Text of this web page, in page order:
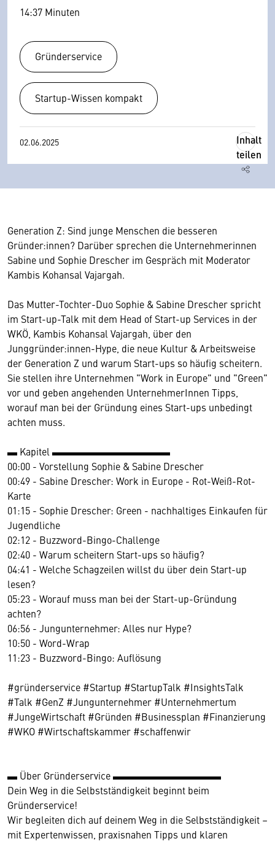
14:37 Minuten
Gründerservice
Startup-Wissen kompakt
02.06.2025
Inhalt
teilen
Generation Z: Sind junge Menschen die besseren
Gründer:innen? Darüber sprechen die Unternehmerinnen
Sabine und Sophie Drescher im Gespräch mit Moderator
Kambis Kohansal Vajargah.
Das Mutter-Tochter-Duo Sophie & Sabine Drescher spricht
im Start-up-Talk mit dem Head of Start-up Services in der
WKÖ, Kambis Kohansal Vajargah, über den
Junggründer:innen-Hype, die neue Kultur & Arbeitsweise
der Generation Z und warum Start-ups so häufig scheitern.
Sie stellen ihre Unternehmen "Work in Europe" und "Green"
vor und geben angehenden UnternehmerInnen Tipps,
worauf man bei der Gründung eines Start-ups unbedingt
achten muss.
▬ Kapitel ▬▬▬▬▬▬▬▬▬▬▬▬
00:00 - Vorstellung Sophie & Sabine Drescher
00:49 - Sabine Drescher: Work in Europe - Rot-Weiß-Rot-
Karte
01:15 - Sophie Drescher: Green - nachhaltiges Einkaufen für
Jugendliche
02:12 - Buzzword-Bingo-Challenge
02:40 - Warum scheitern Start-ups so häufig?
04:41 - Welche Schagzeilen willst du über dein Start-up
lesen?
05:23 - Worauf muss man bei der Start-up-Gründung
achten?
06:56 - Jungunternehmer: Alles nur Hype?
10:50 - Word-Wrap
11:23 - Buzzword-Bingo: Auflösung
#gründerservice #Startup #StartupTalk #InsightsTalk
#Talk #GenZ #Jungunternehmer #Unternehmertum
#JungeWirtschaft #Gründen #Businessplan #Finanzierung
#WKO #Wirtschaftskammer #schaffenwir
▬ Über Gründerservice ▬▬▬▬▬▬▬▬▬▬▬
Dein Weg in die Selbstständigkeit beginnt beim
Gründerservice!
Wir begleiten dich auf deinem Weg in die Selbstständigkeit –
mit Expertenwissen, praxisnahen Tipps und klaren